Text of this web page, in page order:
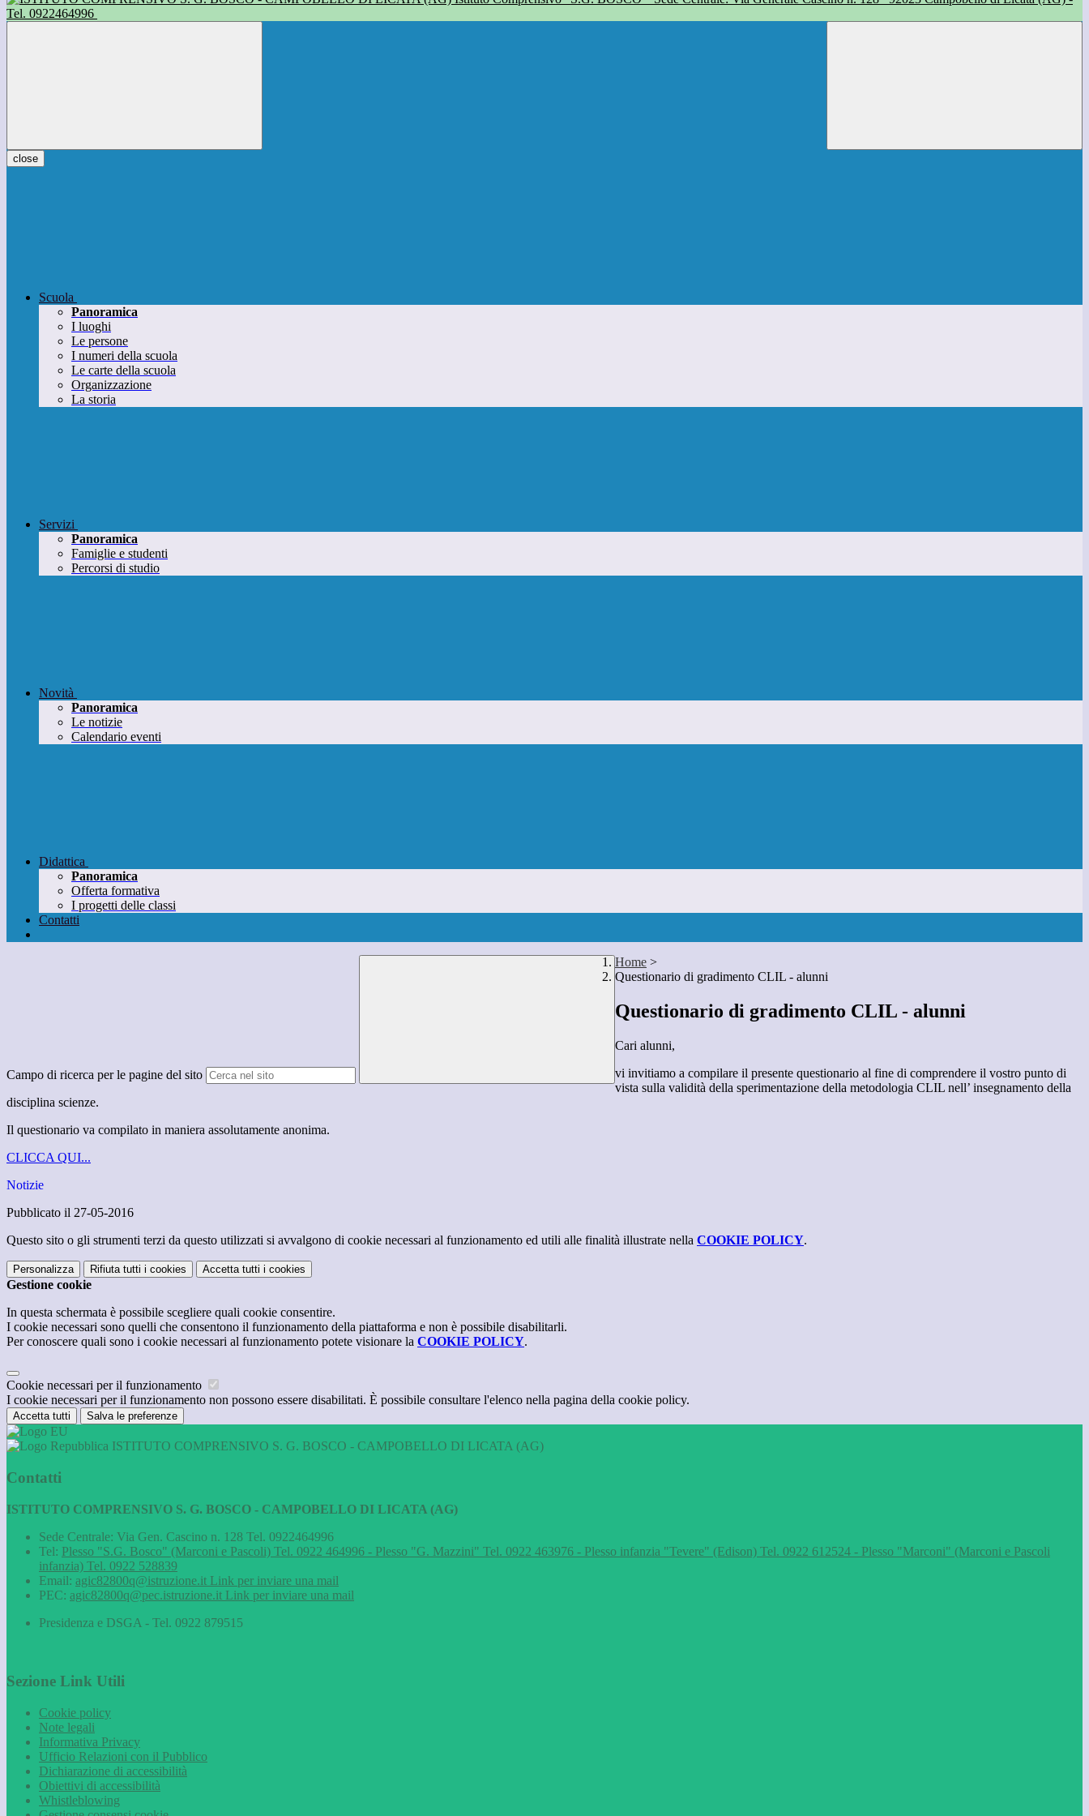
Tel. 0922464996
close
Scuola
Panoramica
I luoghi
Le persone
I numeri della scuola
Le carte della scuola
Organizzazione
La storia
Servizi
Panoramica
Famiglie e studenti
Percorsi di studio
Novità
Panoramica
Le notizie
Calendario eventi
Didattica
Panoramica
Offerta formativa
I progetti delle classi
Contatti
Campo di ricerca per le pagine del sito
Home >
Questionario di gradimento CLIL - alunni
Questionario di gradimento CLIL - alunni
Cari alunni,
vi invitiamo a compilare il presente questionario al fine di comprendere il vostro punto di
vista sulla validità della sperimentazione della metodologia CLIL nell’ insegnamento della
disciplina scienze.
Il questionario va compilato in maniera assolutamente anonima.
CLICCA QUI...
Notizie
Pubblicato il 27-05-2016
Questo sito o gli strumenti terzi da questo utilizzati si avvalgono di cookie necessari al funzionamento ed utili alle finalità illustrate nella COOKIE POLICY.
Personalizza Rifiuta tutti i cookies Accetta tutti i cookies
Gestione cookie
In questa schermata è possibile scegliere quali cookie consentire.
I cookie necessari sono quelli che consentono il funzionamento della piattaforma e non è possibile disabilitarli.
Per conoscere quali sono i cookie necessari al funzionamento potete visionare la COOKIE POLICY.
Cookie necessari per il funzionamento
I cookie necessari per il funzionamento non possono essere disabilitati. È possibile consultare l'elenco nella pagina della cookie policy.
Accetta tutti Salva le preferenze
ISTITUTO COMPRENSIVO S. G. BOSCO - CAMPOBELLO DI LICATA (AG)
Contatti
ISTITUTO COMPRENSIVO S. G. BOSCO - CAMPOBELLO DI LICATA (AG)
Sede Centrale: Via Gen. Cascino n. 128 Tel. 0922464996
Tel: Plesso "S.G. Bosco" (Marconi e Pascoli) Tel. 0922 464996 - Plesso "G. Mazzini" Tel. 0922 463976 - Plesso infanzia "Tevere" (Edison) Tel. 0922 612524 - Plesso "Marconi" (Marconi e Pascoli
infanzia) Tel. 0922 528839
Email: agic82800q@istruzione.it Link per inviare una mail
PEC: agic82800q@pec.istruzione.it Link per inviare una mail
Presidenza e DSGA - Tel. 0922 879515
Sezione Link Utili
Cookie policy
Note legali
Informativa Privacy
Ufficio Relazioni con il Pubblico
Dichiarazione di accessibilità
Obiettivi di accessibilità
Whistleblowing